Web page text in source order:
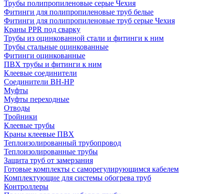
Трубы полипропиленовые серые Чехия
Фитинги для полипропиленовые труб белые
Фитинги для полипропиленовые труб серые Чехия
Краны PPR под сварку
Трубы из оцинкованной стали и фитинги к ним
Трубы стальные оцинкованные
Фитинги оцинкованные
ПВХ трубы и фитинги к ним
Клеевые соединители
Соединители ВН-НР
Муфты
Муфты переходные
Отводы
Тройники
Клеевые трубы
Краны клеевые ПВХ
Теплоизолированный трубопровод
Теплоизолированные трубы
Защита труб от замерзания
Готовые комплекты с саморегулирующимся кабелем
Комплектующие для системы обогрева труб
Контроллеры